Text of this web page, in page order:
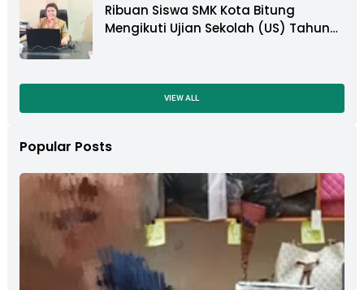
Ribuan Siswa SMK Kota Bitung
Mengikuti Ujian Sekolah (US) Tahun
VIEW ALL
Popular Posts